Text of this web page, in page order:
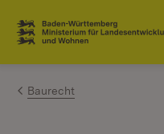
Zum Inhalt springen
Link zur Startseite
Baurecht